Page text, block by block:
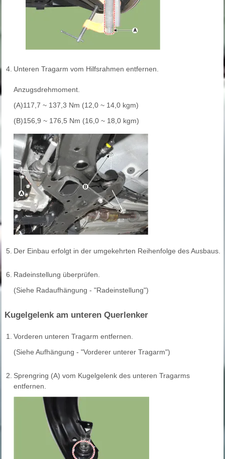
4. Unteren Tragarm vom Hilfsrahmen entfernen.
Anzugsdrehmoment.
(A)117,7 ~ 137,3 Nm (12,0 ~ 14,0 kgm)
(B)156,9 ~ 176,5 Nm (16,0 ~ 18,0 kgm)
5. Der Einbau erfolgt in der umgekehrten Reihenfolge des Ausbaus.
6. Radeinstellung überprüfen.
(Siehe Radaufhängung - "Radeinstellung")
Kugelgelenk am unteren Querlenker
1.
Vorderen unteren Tragarm entfernen.
(Siehe Aufhängung - "Vorderer unterer Tragarm")
2. Sprengring (A) vom Kugelgelenk des unteren Tragarms
entfernen.